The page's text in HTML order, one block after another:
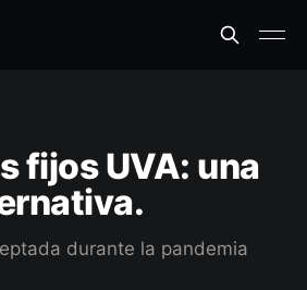
fijos UVA: una
durante la pandemia